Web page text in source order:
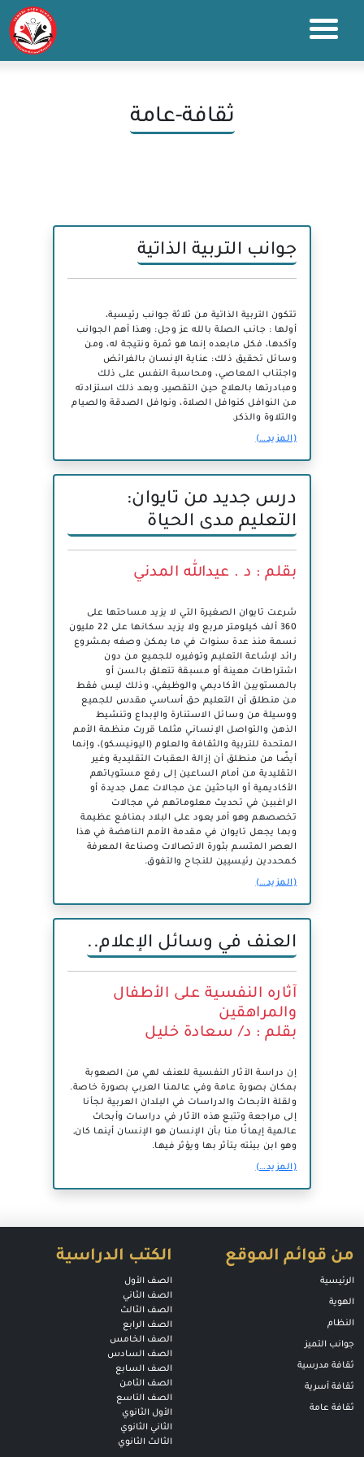
ثقافة-عامة
جوانب التربية الذاتية
تتكون التربية الذاتية من ثلاثة جوانب رئيسية،
أولها : جانب الصلة بالله عز وجل: وهذا أهم الجوانب
وآكدها، فكل مابعده إنما هو ثمرة ونتيجة له، ومن
وسائل تحقيق ذلك: عناية الإنسان بالفرائض
واجتناب المعاصي، ومحاسبة النفس على ذلك
ومبادرتها بالعلاج حين التقصير، وبعد ذلك استزادته
من النوافل كنوافل الصلاة، ونوافل الصدقة والصيام
والتلاوة والذكر.
(المزيد…)
درس جديد من تايوان:
التعليم مدى الحياة
بقلم : د . عيدالله المدني
شرعت تايوان الصغيرة التي لا يزيد مساحتها على
360 ألف كيلومتر مربع ولا يزيد سكانها على 22 مليون
نسمة منذ عدة سنوات في ما يمكن وصفه بمشروع
رائد لإشاعة التعليم وتوفيره للجميع من دون
اشتراطات معينة أو مسبقة تتعلق بالسن أو
بالمستويين الأكاديمي والوظيفي، وذلك ليس فقط
من منطلق أن التعليم حق أساسي مقدس للجميع
ووسيلة من وسائل الاستنارة والإبداع وتنشيط
الذهن والتواصل الإنساني مثلما قررت منظمة الأمم
المتحدة للتربية والثقافة والعلوم (اليونيسكو)، وإنما
أيضًا من منطلق أن إزالة العقبات التقليدية وغير
التقليدية من أمام الساعين إلى رفع مستوياتهم
الأكاديمية أو الباحثين عن مجالات عمل جديدة أو
الراغبين في تحديث معلوماتهم في مجالات
تخصصهم وهو أمر يعود على البلاد بمنافع عظيمة
وبما يجعل تايوان في مقدمة الأمم الناهضة في هذا
العصر المتسم بثورة الاتصالات وصناعة المعرفة
كمحددين رئيسيين للنجاح والتفوق.
(المزيد…)
العنف في وسائل الإعلام..
آثاره النفسية على الأطفال
والمراهقين
بقلم : د/ سعادة خليل
إن دراسة الآثار النفسية للعنف لهي من الصعوبة
بمكان بصورة عامة وفي عالمنا العربي بصورة خاصة.
ولقلة الأبحاث والدراسات في البلدان العربية لجأنا
إلى مراجعة وتتبع هذه الآثار في دراسات وأبحاث
عالمية إيمانًا منا بأن الإنسان هو الإنسان أينما كان,
وهو ابن بيئته يتأثر بها ويؤثر فيها.
(المزيد…)
من قوائم الموقع
الرئيسية
الهوية
النظام
جوانب التميز
ثقافة مدرسية
ثقافة أسرية
ثقافة عامة
الكتب الدراسية
الصف الأول
الصف الثاني
الصف الثالث
الصف الرابع
الصف الخامس
الصف السادس
الصف السابع
الصف الثامن
الصف التاسع
الأول الثانوي
الثاني الثانوي
الثالث الثانوي